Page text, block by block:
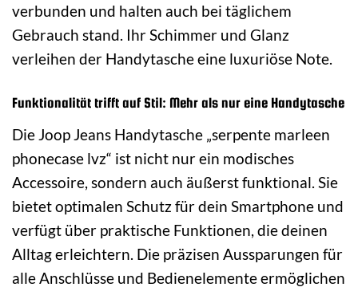
verbunden und halten auch bei täglichem
Gebrauch stand. Ihr Schimmer und Glanz
verleihen der Handytasche eine luxuriöse Note.
Funktionalität trifft auf Stil: Mehr als nur eine Handytasche
Die Joop Jeans Handytasche „serpente marleen
phonecase lvz“ ist nicht nur ein modisches
Accessoire, sondern auch äußerst funktional. Sie
bietet optimalen Schutz für dein Smartphone und
verfügt über praktische Funktionen, die deinen
Alltag erleichtern. Die präzisen Aussparungen für
alle Anschlüsse und Bedienelemente ermöglichen